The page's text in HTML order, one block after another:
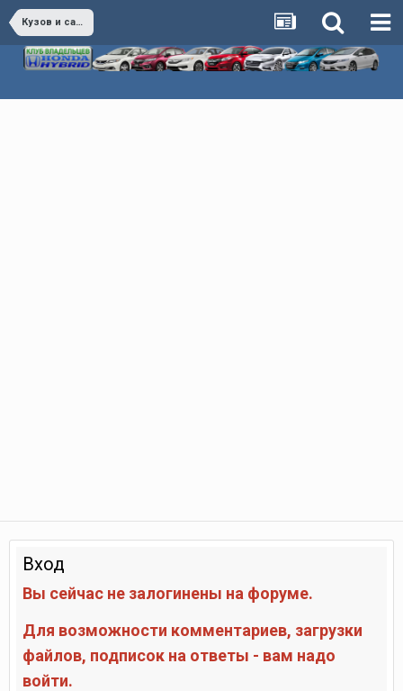
Кузов и салон
Вход
Вы сейчас не залогинены на форуме.
Для возможности комментариев, загрузки
файлов, подписок на ответы - вам надо
войти.